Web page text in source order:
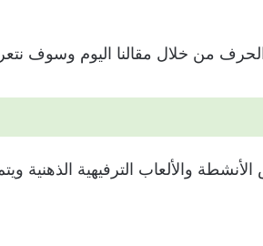
من خلال مقالنا اليوم وسوف
والألعاب الترفيهية الذهنية